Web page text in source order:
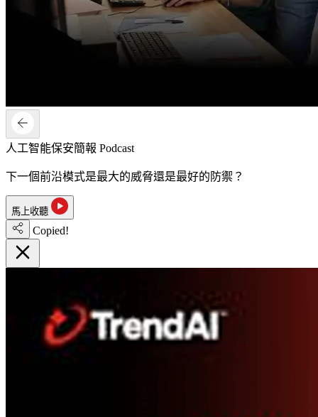
人工智能保安簡報 Podcast
下一個前沿模式是最大的威脅還是最好的防禦？
馬上收聽
Copied!